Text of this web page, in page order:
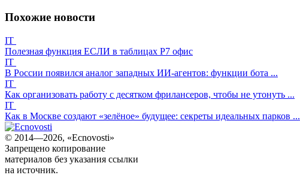
Похожие новости
IT
Полезная функция ЕСЛИ в таблицах Р7 офис
IT
В России появился аналог западных ИИ-агентов: функции бота ...
IT
Как организовать работу с десятком фрилансеров, чтобы не утонуть ...
IT
Как в Москве создают «зелёное» будущее: секреты идеальных парков ...
© 2014—2026, «Ecnovosti»
Запрещено копирование
материалов без указания ссылки
на источник.